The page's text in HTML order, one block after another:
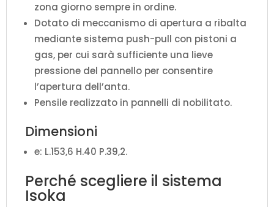
zona giorno sempre in ordine.
Dotato di meccanismo di apertura a ribalta
mediante sistema push-pull con pistoni a
gas, per cui sarà sufficiente una lieve
pressione del pannello per consentire
l’apertura dell’anta.
Pensile realizzato in pannelli di nobilitato.
Dimensioni
e: L.153,6 H.40 P.39,2.
Perché scegliere il sistema
Isoka